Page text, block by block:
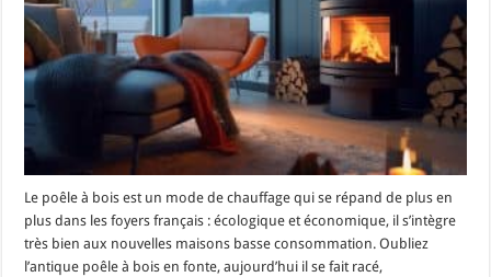
Le poêle à bois est un mode de chauffage qui se répand de plus en
plus dans les foyers français : écologique et économique, il s’intègre
très bien aux nouvelles maisons basse consommation. Oubliez
l’antique poêle à bois en fonte, aujourd’hui il se fait racé,